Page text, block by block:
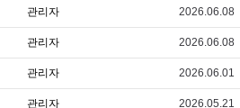
관리자 2026.06.08
관리자 2026.06.08
관리자 2026.06.01
관리자 2026.05.21